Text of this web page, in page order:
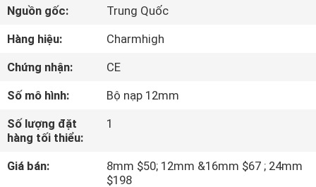
PHẨM
VIDEO
VỀ
CHÚNG
TÔI
Nguồn gốc:
Trung Quốc
Hàng hiệu:
Charmhigh
Chứng nhận:
CE
Số mô hình:
Bộ nạp 12mm
Số lượng đặt
hàng tối thiểu:
1
Giá bán:
8mm $50; 12mm &16mm $67 ; 24mm
$198